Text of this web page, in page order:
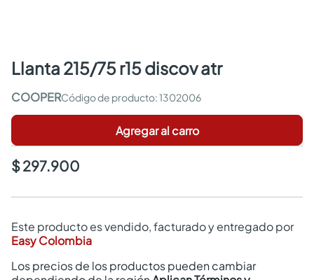
llanta 215/75 r15 discov atr
COOPER :1302006
Agregar al carro
$ 297.900
Este producto es vendido, facturado y entregado por
Easy Colombia
Los precios de los productos pueden cambiar